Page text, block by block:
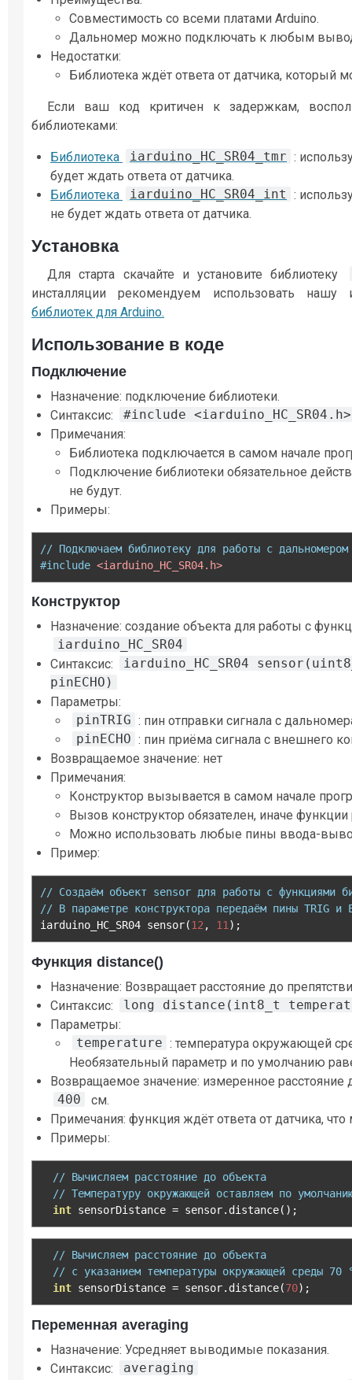
Совместимость со всеми платами Arduino.
Дальномер можно подключать к любым
Недостатки:
Библиотека ждёт ответа от датчика, который
Если ваш код критичен к задержкам,
библиотеками:
Библиотека iarduino_HC_SR04_tmr :
будет ждать ответа от датчика.
Библиотека
iarduino_HC_SR04_int :
не будет ждать ответа от датчика.
Установка
Для старта скачайте и установите библиотеку
инсталляции рекомендуем использовать нашу
библиотек для Arduino.
Использование в коде
Подключение
Назначение: подключение библиотеки.
Синтаксис:
#include <iarduino_HC_SR04.h>
Примечания:
Библиотека подключается в самом начале
Подключение библиотеки обязательное
не будут.
Примеры:
// Подключаем библиотеку для работы с дальномером
#include <iarduino_HC_SR04.h>
Конструктор
Назначение: создание объекта для работы с
iarduino_HC_SR04
Синтаксис:
iarduino_HC_SR04
pinECHO)
Параметры:
pinTRIG : пин отправки сигнала с
pinECHO : пин приёма сигнала с внешнего
Возвращаемое значение: нет
Примечания:
Конструктор вызывается в самом начале
Вызов конструктор обязателен, иначе функции
Можно использовать любые пины ввода-
Пример:
// Создаём объект sensor для работы с функциями
// В параметре конструктора передаём пины TRIG и
iarduino_HC_SR04 sensor(12, 11);
Функция distance()
Назначение: Возвращает расстояние до
Синтаксис:
long distance(int8_t
Параметры:
temperature : температура окружающей
Необязательный параметр и по умолчанию
Возвращаемое значение: измеренное расстояние
400
см.
Примечания: функция ждёт ответа от датчика,
Примеры:
// Вычисляем расстояние до объекта
// Температуру окружающей оставляем по
int sensorDistance = sensor. distance();
// Вычисляем расстояние до объекта
// с указанием температуры окружающей среды 70
int sensorDistance = sensor. distance(70);
Переменная averaging
Назначение: Усредняет выводимые показания.
Синтаксис:
averaging